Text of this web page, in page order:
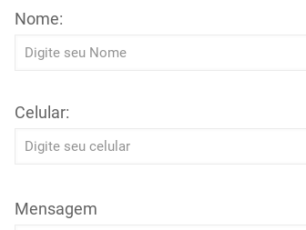
Nome:
Celular:
Mensagem